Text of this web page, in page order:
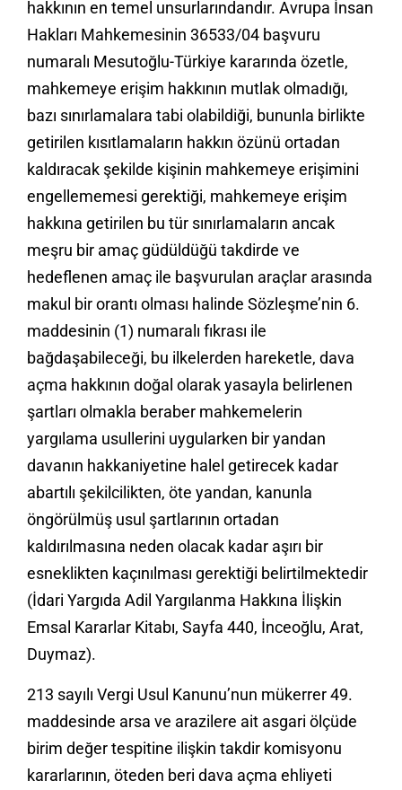
hakkının en temel unsurlarındandır. Avrupa İnsan
Hakları Mahkemesinin 36533/04 başvuru
numaralı Mesutoğlu-Türkiye kararında özetle,
mahkemeye erişim hakkının mutlak olmadığı,
bazı sınırlamalara tabi olabildiği, bununla birlikte
getirilen kısıtlamaların hakkın özünü ortadan
kaldıracak şekilde kişinin mahkemeye erişimini
engellememesi gerektiği, mahkemeye erişim
hakkına getirilen bu tür sınırlamaların ancak
meşru bir amaç güdüldüğü takdirde ve
hedeflenen amaç ile başvurulan araçlar arasında
makul bir orantı olması halinde Sözleşme’nin 6.
maddesinin (1) numaralı fıkrası ile
bağdaşabileceği, bu ilkelerden hareketle, dava
açma hakkının doğal olarak yasayla belirlenen
şartları olmakla beraber mahkemelerin
yargılama usullerini uygularken bir yandan
davanın hakkaniyetine halel getirecek kadar
abartılı şekilcilikten, öte yandan, kanunla
öngörülmüş usul şartlarının ortadan
kaldırılmasına neden olacak kadar aşırı bir
esneklikten kaçınılması gerektiği belirtilmektedir
(İdari Yargıda Adil Yargılanma Hakkına İlişkin
Emsal Kararlar Kitabı, Sayfa 440, İnceoğlu, Arat,
Duymaz).
213 sayılı Vergi Usul Kanunu’nun mükerrer 49.
maddesinde arsa ve arazilere ait asgari ölçüde
birim değer tespitine ilişkin takdir komisyonu
kararlarının, öteden beri dava açma ehliyeti